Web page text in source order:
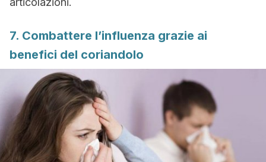
7. Combattere l’influenza grazie ai
benefici del coriandolo